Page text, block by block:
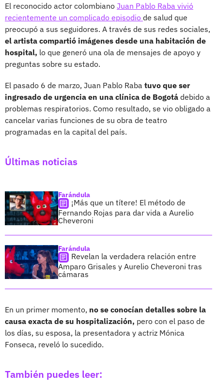
El reconocido actor colombiano Juan Pablo Raba vivió
recientemente un complicado episodio de salud que
preocupó a sus seguidores. A través de sus redes sociales,
el artista compartió imágenes desde una habitación de
hospital, lo que generó una ola de mensajes de apoyo y
preguntas sobre su estado.
El pasado 6 de marzo, Juan Pablo Raba tuvo que ser
ingresado de urgencia en una clínica de Bogotá debido a
problemas respiratorios. Como resultado, se vio obligado a
cancelar varias funciones de su obra de teatro
programadas en la capital del país.
Últimas noticias
Farándula
¡Más que un títere! El método de
Fernando Rojas para dar vida a Aurelio
Cheveroni
Farándula
Revelan la verdadera relación entre
Amparo Grisales y Aurelio Cheveroni tras
cámaras
En un primer momento, no se conocían detalles sobre la
causa exacta de su hospitalización, pero con el paso de
los días, su esposa, la presentadora y actriz Mónica
Fonseca, reveló lo sucedido.
También puedes leer: